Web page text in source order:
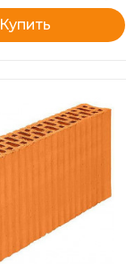
Купить